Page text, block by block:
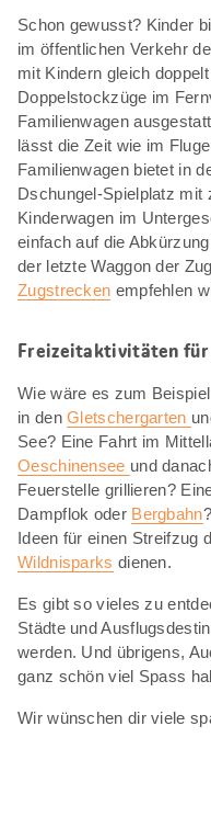
Schon gewusst? Kinder
im öffentlichen Verkehr
mit Kindern gleich
Doppelstockzüge im
Familienwagen
lässt die Zeit wie im
Familienwagen bietet in
Dschungel-Spielplatz
Kinderwagen im
einfach auf die
der letzte Waggon der
Zugstrecken empfehlen
Freizeitaktivitäten für
Wie wäre es zum
in denGletschergarten
See? Eine Fahrt im
Oeschinensee und
Feuerstelle grillieren?
Dampflok oder Bergbahn
Ideen für einen Streifzug
Wildnisparks dienen.
Es gibt so vieles zu
Städte und
werden. Und übrigens,
ganz schön viel Spass
Wir wünschen dir viele